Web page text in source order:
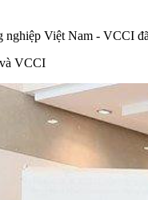
Việt Nam - VCCI
VCCI